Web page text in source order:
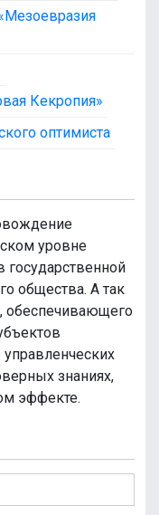
Кекропия»
оптимиста
уровне
государственной
общества. А так
обеспечивающего
знаниях,
эффекте.